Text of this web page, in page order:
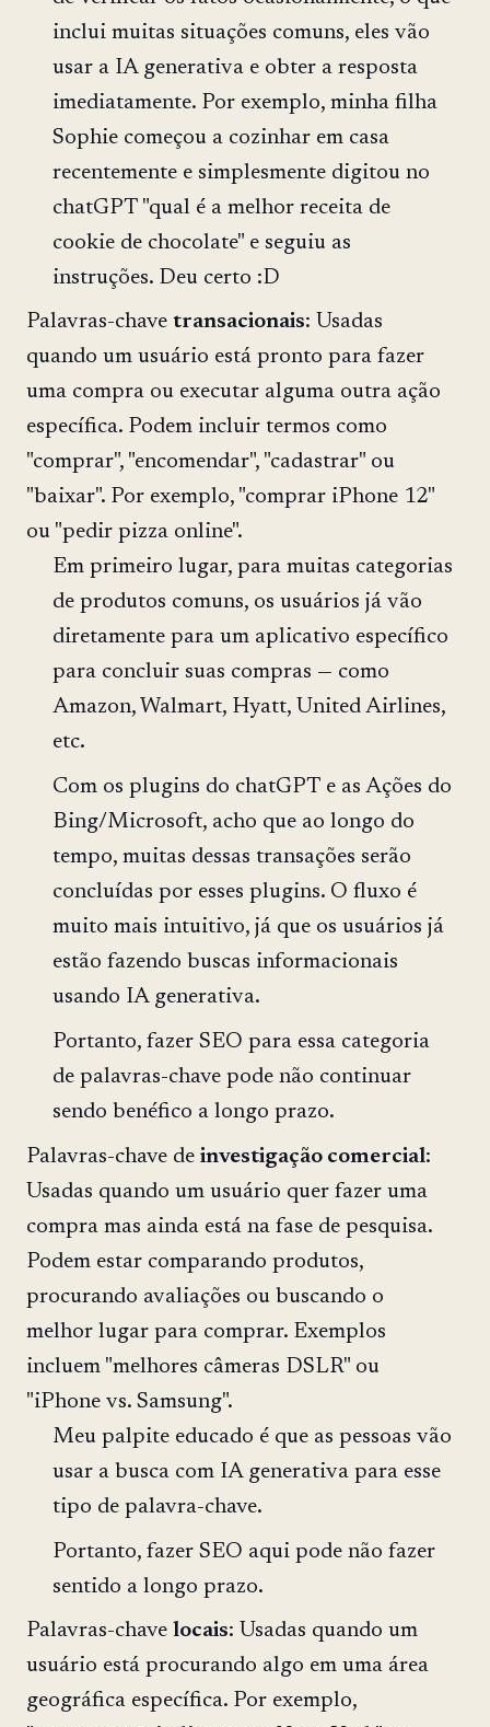
inclui muitas situações comuns, eles vão
usar a IA generativa e obter a resposta
imediatamente. Por exemplo, minha filha
Sophie começou a cozinhar em casa
recentemente e simplesmente digitou no
chatGPT "qual é a melhor receita de
cookie de chocolate" e seguiu as
instruções. Deu certo :D
Palavras-chave transacionais: Usadas
quando um usuário está pronto para fazer
uma compra ou executar alguma outra ação
específica. Podem incluir termos como
"comprar", "encomendar", "cadastrar" ou
"baixar". Por exemplo, "comprar iPhone 12"
ou "pedir pizza online".
Em primeiro lugar, para muitas categorias
de produtos comuns, os usuários já vão
diretamente para um aplicativo específico
para concluir suas compras — como
Amazon, Walmart, Hyatt, United Airlines,
etc.
Com os plugins do chatGPT e as Ações do
Bing/Microsoft, acho que ao longo do
tempo, muitas dessas transações serão
concluídas por esses plugins. O fluxo é
muito mais intuitivo, já que os usuários já
estão fazendo buscas informacionais
usando IA generativa.
Portanto, fazer SEO para essa categoria
de palavras-chave pode não continuar
sendo benéfico a longo prazo.
Palavras-chave de investigação comercial:
Usadas quando um usuário quer fazer uma
compra mas ainda está na fase de pesquisa.
Podem estar comparando produtos,
procurando avaliações ou buscando o
melhor lugar para comprar. Exemplos
incluem "melhores câmeras DSLR" ou
"iPhone vs. Samsung".
Meu palpite educado é que as pessoas vão
usar a busca com IA generativa para esse
tipo de palavra-chave.
Portanto, fazer SEO aqui pode não fazer
sentido a longo prazo.
Palavras-chave locais: Usadas quando um
usuário está procurando algo em uma área
geográfica específica. Por exemplo,